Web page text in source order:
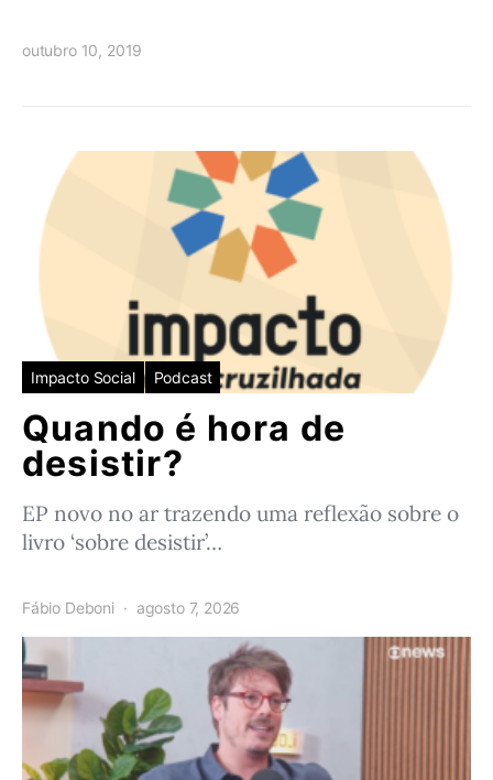
outubro 10, 2019
Impacto Social Podcast
Quando é hora de
desistir?
EP novo no ar trazendo uma reflexão sobre o
livro ‘sobre desistir’…
Fábio Deboni agosto 7, 2026